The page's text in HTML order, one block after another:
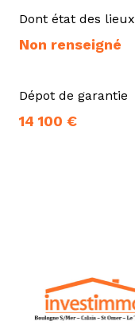
Dont état des lieux
Non renseigné
Dépot de garantie
14 100 €